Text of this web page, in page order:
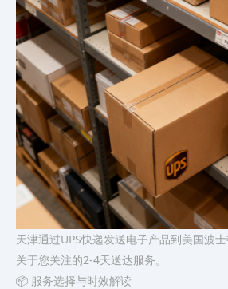
天津通过UPS快递发送电子产品到美国波
关于您关注的2-4天送达服务。
📦 服务选择与时效解读